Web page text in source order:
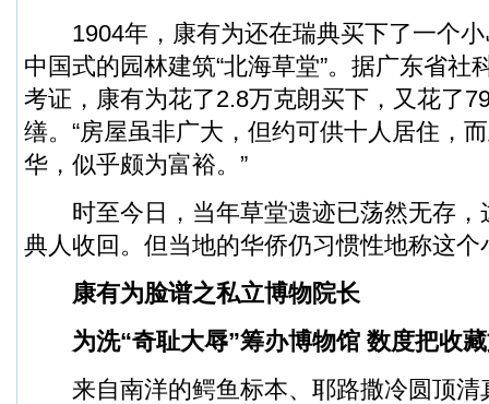
1904年，康有为还在瑞典买下了一个小
中国式的园林建筑“北海草堂”。据广东省社
考证，康有为花了2.8万克朗买下，又花了
缮。“房屋虽非广大，但约可供十人居住，
华，似乎颇为富裕。”
时至今日，当年草堂遗迹已荡然无存，
典人收回。但当地的华侨仍习惯性地称这个
康有为脸谱之私立博物院长
为洗“奇耻大辱”筹办博物馆 数度把收藏
来自南洋的鳄鱼标本、耶路撒冷圆顶清